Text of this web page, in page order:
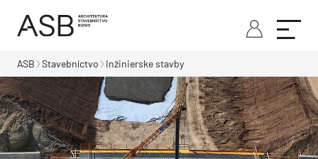
ASB Stavebníctvo Inžinierske stavby